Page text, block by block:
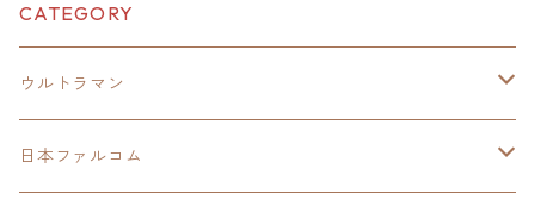
CATEGORY
ウルトラマン
モバイルバッテリー
日本ファルコム